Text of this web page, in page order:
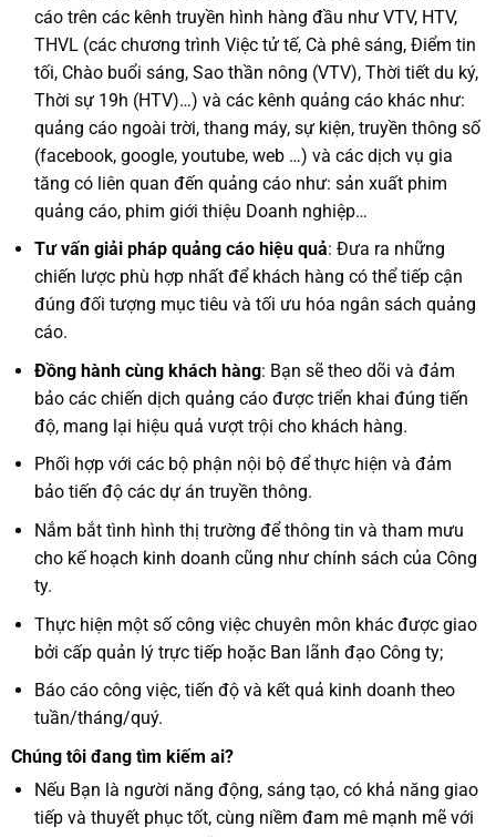
cáo trên các kênh truyền hình hàng đầu như VTV, HTV,
THVL (các chương trình Việc tử tế, Cà phê sáng, Điểm tin
tối, Chào buổi sáng, Sao thần nông (VTV), Thời tiết du ký,
Thời sự 19h (HTV)…) và các kênh quảng cáo khác như:
quảng cáo ngoài trời, thang máy, sự kiện, truyền thông số
(facebook, google, youtube, web …) và các dịch vụ gia
tăng có liên quan đến quảng cáo như: sản xuất phim
quảng cáo, phim giới thiệu Doanh nghiệp…
Tư vấn giải pháp quảng cáo hiệu quả: Đưa ra những
chiến lược phù hợp nhất để khách hàng có thể tiếp cận
đúng đối tượng mục tiêu và tối ưu hóa ngân sách quảng
cáo.
Đồng hành cùng khách hàng: Bạn sẽ theo dõi và đảm
bảo các chiến dịch quảng cáo được triển khai đúng tiến
độ, mang lại hiệu quả vượt trội cho khách hàng.
Phối hợp với các bộ phận nội bộ để thực hiện và đảm
bảo tiến độ các dự án truyền thông.
Nắm bắt tình hình thị trường để thông tin và tham mưu
cho kế hoạch kinh doanh cũng như chính sách của Công
ty.
Thực hiện một số công việc chuyên môn khác được giao
bởi cấp quản lý trực tiếp hoặc Ban lãnh đạo Công ty;
Báo cáo công việc, tiến độ và kết quả kinh doanh theo
tuần/tháng/quý.
Chúng tôi đang tìm kiếm ai?
Nếu Bạn là người năng động, sáng tạo, có khả năng giao
tiếp và thuyết phục tốt, cùng niềm đam mê mạnh mẽ với